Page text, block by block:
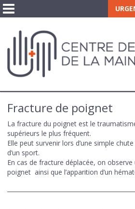
Toggle
Fracture de poignet
La fracture du poignet est le
supérieurs le plus fréquent.
Elle peut survenir lors d’une simple
d’un sport.
En cas de fracture déplacée, on
poignet ainsi que l’apparition d’un